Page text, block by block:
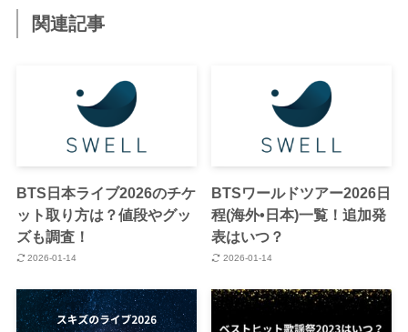
関連記事
BTS日本ライブ2026のチケ
ット取り方は？値段やグッ
ズも調査！
2026-01-14
BTSワールドツアー2026日
程(海外•日本)一覧！追加発
表はいつ？
2026-01-14